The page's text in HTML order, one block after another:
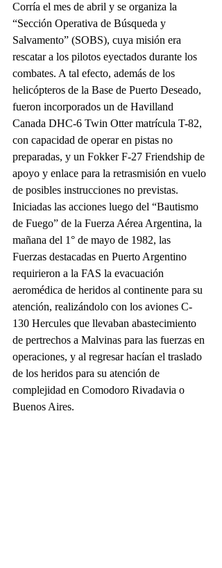
Corría el mes de abril y se organiza la
“Sección Operativa de Búsqueda y
Salvamento” (SOBS), cuya misión era
rescatar a los pilotos eyectados durante los
combates. A tal efecto, además de los
helicópteros de la Base de Puerto Deseado,
fueron incorporados un de Havilland
Canada DHC-6 Twin Otter matrícula T-82,
con capacidad de operar en pistas no
preparadas, y un Fokker F-27 Friendship de
apoyo y enlace para la retrasmisión en vuelo
de posibles instrucciones no previstas.
Iniciadas las acciones luego del “Bautismo
de Fuego” de la Fuerza Aérea Argentina, la
mañana del 1° de mayo de 1982, las
Fuerzas destacadas en Puerto Argentino
requirieron a la FAS la evacuación
aeromédica de heridos al continente para su
atención, realizándolo con los aviones C-
130 Hercules que llevaban abastecimiento
de pertrechos a Malvinas para las fuerzas en
operaciones, y al regresar hacían el traslado
de los heridos para su atención de
complejidad en Comodoro Rivadavia o
Buenos Aires.